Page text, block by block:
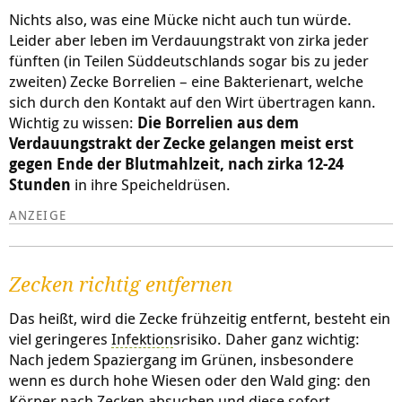
Nichts also, was eine Mücke nicht auch tun würde.
Leider aber leben im Verdauungstrakt von zirka jeder
fünften (in Teilen Süddeutschlands sogar bis zu jeder
zweiten) Zecke Borrelien – eine Bakterienart, welche
sich durch den Kontakt auf den Wirt übertragen kann.
Wichtig zu wissen: Die Borrelien aus dem
Verdauungstrakt der Zecke gelangen meist erst
gegen Ende der Blutmahlzeit, nach zirka 12-24
Stunden in ihre Speicheldrüsen.
Zecken richtig entfernen
Das heißt, wird die Zecke frühzeitig entfernt, besteht ein
viel geringeres Infektionsrisiko. Daher ganz wichtig:
Nach jedem Spaziergang im Grünen, insbesondere
wenn es durch hohe Wiesen oder den Wald ging: den